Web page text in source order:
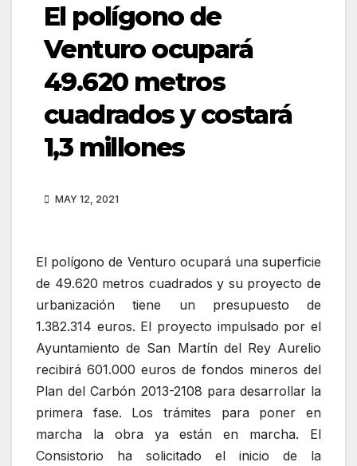
El polígono de
Venturo ocupará
49.620 metros
cuadrados y costará
1,3 millones
MAY 12, 2021
El polígono de Venturo ocupará una superficie
de 49.620 metros cuadrados y su proyecto de
urbanización tiene un presupuesto de
1.382.314 euros. El proyecto impulsado por el
Ayuntamiento de San Martín del Rey Aurelio
recibirá 601.000 euros de fondos mineros del
Plan del Carbón 2013-2108 para desarrollar la
primera fase. Los trámites para poner en
marcha la obra ya están en marcha. El
Consistorio ha solicitado el inicio de la